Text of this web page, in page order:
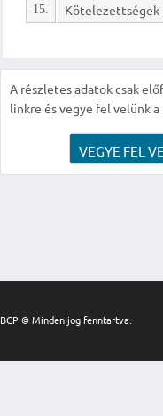
15. Kötelezettségek
A részletes adatok csak
linkre és vegye fel velünk
VEGYE FEL
BCP © Minden jog fenntartva.